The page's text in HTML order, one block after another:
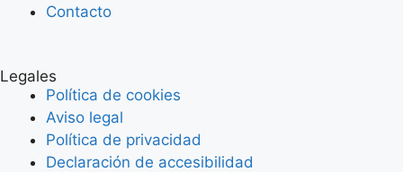
Contacto
Legales
Política de cookies
Aviso legal
Política de privacidad
Declaración de accesibilidad